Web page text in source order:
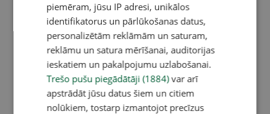
piemēram, jūsu IP adresi, unikālos
identifikatorus un pārlūkošanas datus,
personalizētām reklāmām un saturam,
reklāmu un satura mērīšanai, auditorijas
ieskatiem un pakalpojumu uzlabošanai.
Trešo pušu piegādātāji (1884)var arī
apstrādāt jūsu datus šiem un citiem
nolūkiem, tostarp izmantojot precīzus